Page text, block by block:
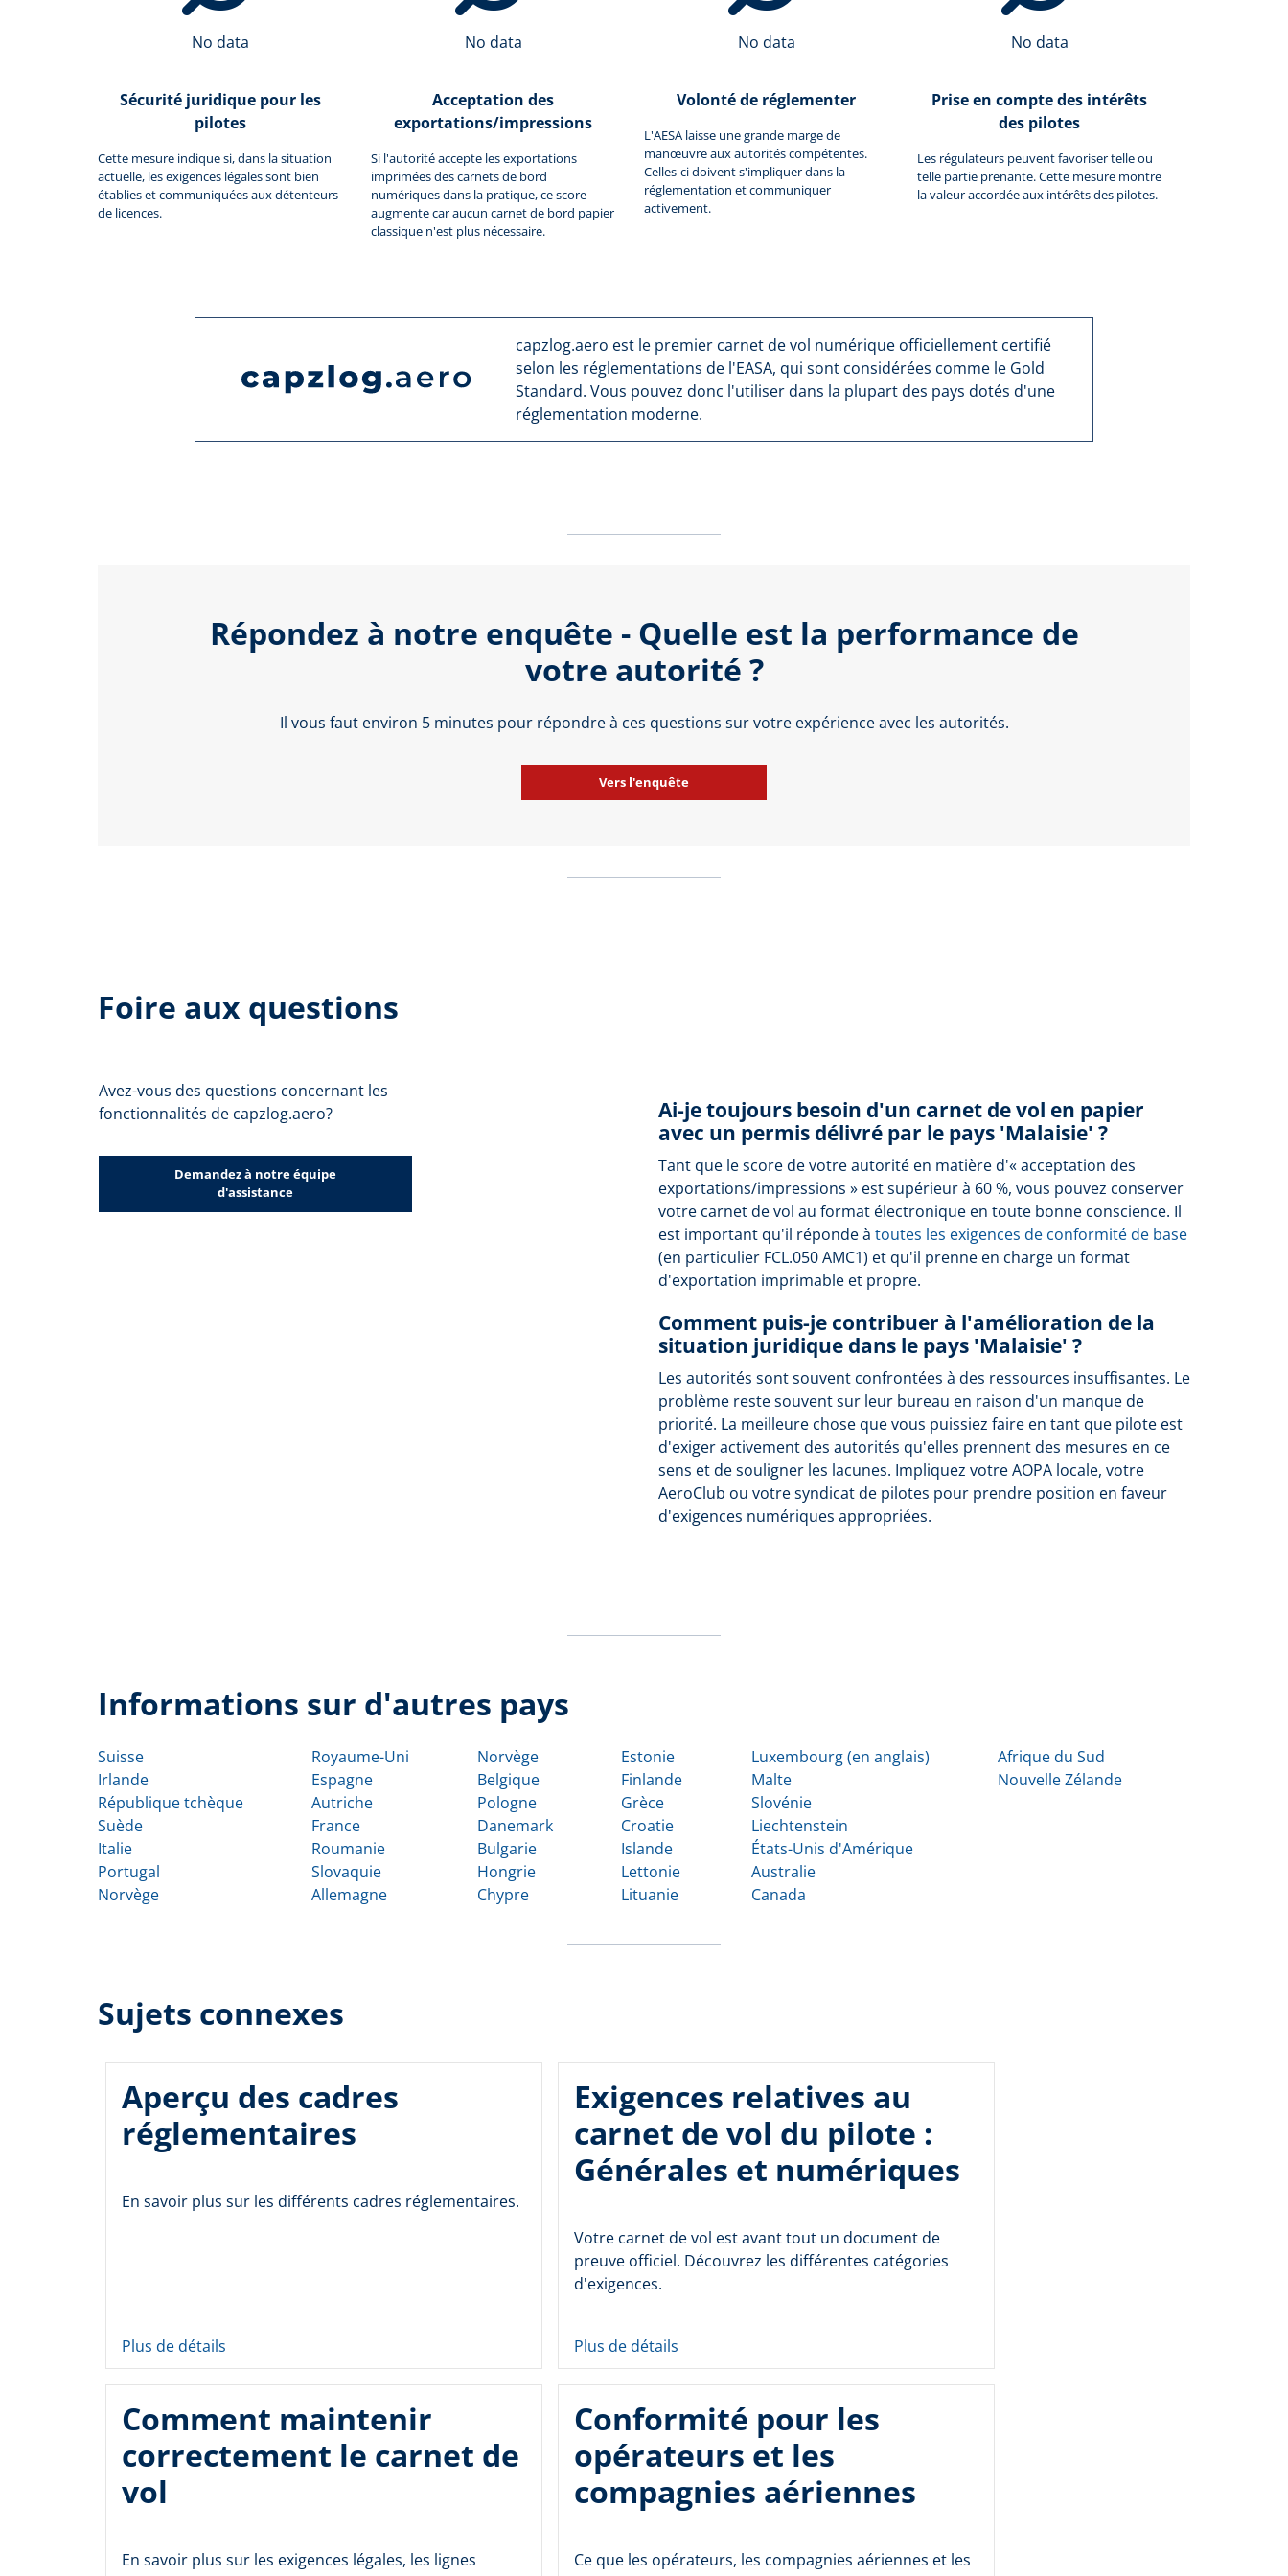
No data
Sécurité juridique pour les
pilotes
Cette mesure indique si, dans la situation
actuelle, les exigences légales sont bien
établies et communiquées aux détenteurs
de licences.
No data
Acceptation des
exportations/impressions
Si l'autorité accepte les exportations
imprimées des carnets de bord
numériques dans la pratique, ce score
augmente car aucun carnet de bord papier
classique n'est plus nécessaire.
No data
Volonté de réglementer
L'AESA laisse une grande marge de
manœuvre aux autorités compétentes.
Celles-ci doivent s'impliquer dans la
réglementation et communiquer
activement.
No data
Prise en compte des intérêts
des pilotes
Les régulateurs peuvent favoriser telle ou
telle partie prenante. Cette mesure montre
la valeur accordée aux intérêts des pilotes.
capzlog.aero est le premier carnet de vol numérique officiellement certifié
selon les réglementations de l'EASA, qui sont considérées comme le Gold
Standard. Vous pouvez donc l'utiliser dans la plupart des pays dotés d'une
réglementation moderne.
Répondez à notre enquête - Quelle est la performance de
votre autorité ?
Il vous faut environ 5 minutes pour répondre à ces questions sur votre expérience avec les autorités.
Vers l'enquête
Foire aux questions
Avez-vous des questions concernant les
fonctionnalités de capzlog.aero?
Demandez à notre équipe
d'assistance
Ai-je toujours besoin d'un carnet de vol en papier
avec un permis délivré par le pays 'Malaisie' ?
Tant que le score de votre autorité en matière d'« acceptation des
exportations/impressions » est supérieur à 60 %, vous pouvez conserver
votre carnet de vol au format électronique en toute bonne conscience. Il
est important qu'il réponde à toutes les exigences de conformité de base
(en particulier FCL.050 AMC1) et qu'il prenne en charge un format
d'exportation imprimable et propre.
Comment puis-je contribuer à l'amélioration de la
situation juridique dans le pays 'Malaisie' ?
Les autorités sont souvent confrontées à des ressources insuffisantes. Le
problème reste souvent sur leur bureau en raison d'un manque de
priorité. La meilleure chose que vous puissiez faire en tant que pilote est
d'exiger activement des autorités qu'elles prennent des mesures en ce
sens et de souligner les lacunes. Impliquez votre AOPA locale, votre
AeroClub ou votre syndicat de pilotes pour prendre position en faveur
d'exigences numériques appropriées.
Informations sur d'autres pays
Suisse
Irlande
République tchèque
Suède
Italie
Portugal
Norvège
Royaume-Uni
Espagne
Autriche
France
Roumanie
Slovaquie
Allemagne
Norvège
Belgique
Pologne
Danemark
Bulgarie
Hongrie
Chypre
Estonie
Finlande
Grèce
Croatie
Islande
Lettonie
Lituanie
Luxembourg (en anglais)
Malte
Slovénie
Liechtenstein
États-Unis d'Amérique
Australie
Canada
Afrique du Sud
Nouvelle Zélande
Sujets connexes
Aperçu des cadres
réglementaires
En savoir plus sur les différents cadres réglementaires.
Plus de détails
Exigences relatives au
carnet de vol du pilote :
Générales et numériques
Votre carnet de vol est avant tout un document de
preuve officiel. Découvrez les différentes catégories
d'exigences.
Plus de détails
Comment maintenir
correctement le carnet de
vol
En savoir plus sur les exigences légales, les lignes
Conformité pour les
opérateurs et les
compagnies aériennes
Ce que les opérateurs, les compagnies aériennes et les